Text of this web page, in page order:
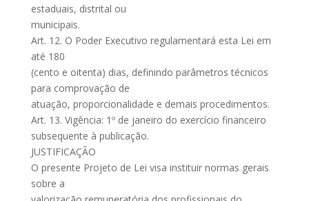
estaduais, distrital ou
municipais.
Art. 12. O Poder Executivo regulamentará esta Lei em
até 180
(cento e oitenta) dias, definindo parâmetros técnicos
para comprovação de
atuação, proporcionalidade e demais procedimentos.
Art. 13. Vigência: 1º de janeiro do exercício financeiro
subsequente à publicação.
JUSTIFICAÇÃO
O presente Projeto de Lei visa instituir normas gerais
sobre a